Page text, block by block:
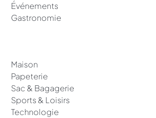
Événements
Gastronomie
Maison
Papeterie
Sac & Bagagerie
Sports & Loisirs
Technologie